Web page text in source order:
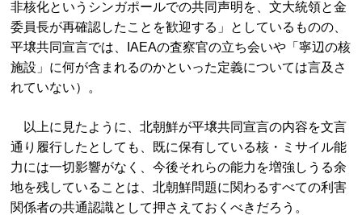
非核化というシンガポールでの共同声明を、文大統領と金
委員長が再確認したことを歓迎する」としているものの、
平壌共同宣言では、IAEAの査察官の立ち会いや「寧辺の核
施設」に何が含まれるのかといった定義については言及さ
れていない）。
以上に見たように、北朝鮮が平壌共同宣言の内容を文言
通り履行したとしても、既に保有している核・ミサイル能
力には一切影響がなく、今後それらの能力を増強しうる余
地を残していることは、北朝鮮問題に関わるすべての利害
関係者の共通認識として押さえておくべきだろう。